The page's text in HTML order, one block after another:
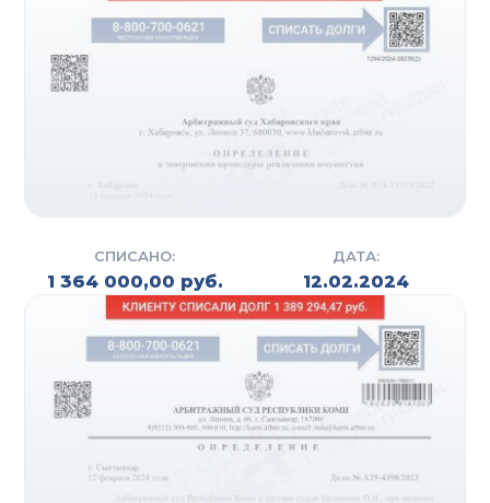
СПИСАНО:
1 364 000,00 руб.
ДАТА:
12.02.2024